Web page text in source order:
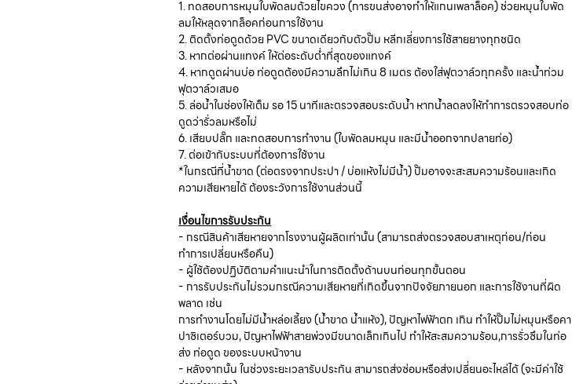
1. ทดสอบการหมุนใบพัดลมด้วยไขควง (การขนส่งอาจทำให้แกนเพลาล็อค) ช่วยหมุนใบพัด
ลมให้หลุดจากล็อคก่อนการใช้งาน
2. ติดตั้งท่อดูดด้วย PVC ขนาดเดียวกับตัวปั๊ม หลีกเลี่ยงการใช้สายยางทุกชนิด
3. หากต่อผ่านแทงค์ ให้ต่อระดับต่ำที่สุดของแทงค์
4. หากดูดผ่านบ่อ ท่อดูดต้องมีความลึกไม่เกิน 8 เมตร ต้องใส่ฟุตวาล์วทุกครั้ง และน้ำท่วม
ฟุตวาล์วเสมอ
5. ล่อน้ำในช่องให้เต็ม รอ 15 นาทีและตรวจสอบระดับน้ำ หากน้ำลดลงให้ทำการตรวจสอบท่อ
ดูดว่ารั่วลมหรือไม่
6. เสียบปลั๊ก และทดสอบการทำงาน (ใบพัดลมหมุน และมีน้ำออกจากปลายท่อ)
7. ต่อเข้ากับระบบที่ต้องการใช้งาน
*ในกรณีที่น้ำขาด (ต่อตรงจากประปา / บ่อแห้งไม่มีน้ำ) ปั๊มอาจจะสะสมความร้อนและเกิด
ความเสียหายได้ ต้องระวังการใช้งานส่วนนี้
เงื่อนไขการรับประกัน
- กรณีสินค้าเสียหายจากโรงงานผู้ผลิตเท่านั้น (สามารถส่งตรวจสอบสาเหตุก่อน/ก่อน
ทำการเปลี่ยนหรือคืน)
- ผู้ใช้ต้องปฏิบัติตามคำแนะนำในการติดตั้งด้านบนก่อนทุกขั้นตอน
- การรับประกันไม่รวมกรณีความเสียหายที่เกิดขึ้นจากปัจจัยภายนอก และการใช้งานที่ผิด
พลาด เช่น
การทำงานโดยไม่มีน้ำหล่อเลี้ยง (น้ำขาด น้ำแห้ง), ปัญหาไฟฟ้าตก เกิน ทำให้ปั๊มไม่หมุนหรือคา
ปาซิเตอร์บวม, ปัญหาไฟฟ้าสายพ่วงมีขนาดเล็กเกินไป ทำให้สะสมความร้อน,การรั่วซึมในท่อ
ส่ง ท่อดูด ของระบบหน้างาน
- หลังจากนั้น ในช่วงระยะเวลารับประกัน สามารถส่งซ่อมหรือส่งเปลี่ยนอะไหล่ได้ (จะมีค่าใช้